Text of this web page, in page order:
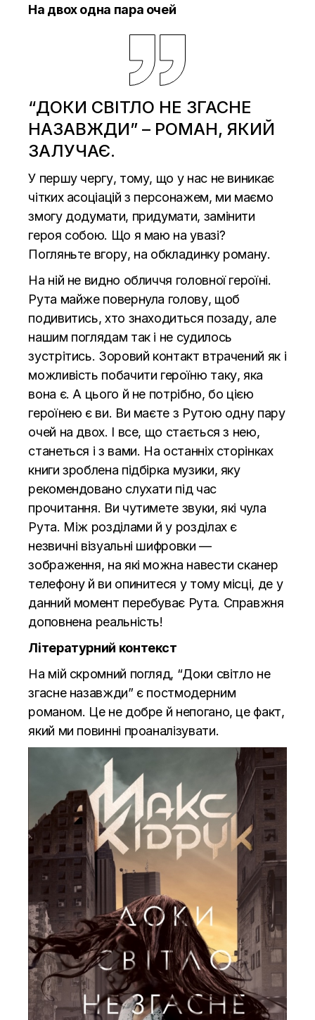
На двох одна пара очей
“ДОКИ СВІТЛО НЕ ЗГАСНЕ
НАЗАВЖДИ” – РОМАН, ЯКИЙ
ЗАЛУЧАЄ.
У першу чергу, тому, що у нас не виникає
чітких асоціацій з персонажем, ми маємо
змогу додумати, придумати, замінити
героя собою. Що я маю на увазі?
Погляньте вгору, на обкладинку роману.
На ній не видно обличчя головної героїні.
Рута майже повернула голову, щоб
подивитись, хто знаходиться позаду, але
нашим поглядам так і не судилось
зустрітись. Зоровий контакт втрачений як і
можливість побачити героїню таку, яка
вона є. А цього й не потрібно, бо цією
героїнею є ви. Ви маєте з Рутою одну пару
очей на двох. І все, що стається з нею,
станеться і з вами. На останніх сторінках
книги зроблена підбірка музики, яку
рекомендовано слухати під час
прочитання. Ви чутимете звуки, які чула
Рута. Між розділами й у розділах є
незвичні візуальні шифровки —
зображення, на які можна навести сканер
телефону й ви опинитеся у тому місці, де у
данний момент перебуває Рута. Справжня
доповнена реальність!
Літературний контекст
На мій скромний погляд, “Доки світло не
згасне назавжди” є постмодерним
романом. Це не добре й непогано, це факт,
який ми повинні проаналізувати.